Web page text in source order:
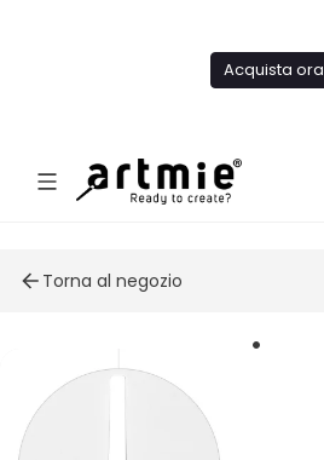
Acquista ora
Torna al negozio